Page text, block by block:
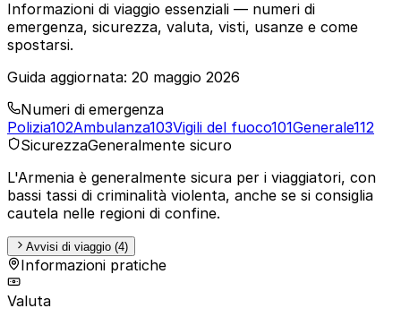
Informazioni di viaggio essenziali — numeri di
emergenza, sicurezza, valuta, visti, usanze e come
spostarsi.
Guida aggiornata: 20 maggio 2026
Numeri di emergenza
Polizia102Ambulanza103Vigili del fuoco101Generale112
SicurezzaGeneralmente sicuro
L'Armenia è generalmente sicura per i viaggiatori, con
bassi tassi di criminalità violenta, anche se si consiglia
cautela nelle regioni di confine.
Avvisi di viaggio (4)
Informazioni pratiche
Valuta